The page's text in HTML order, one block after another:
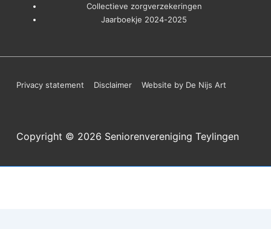
Collectieve zorgverzekeringen
Jaarboekje 2024-2025
Footer
Privacy statement Disclaimer Website by De Nijs Art
Copyright © 2026 Seniorenvereniging Teylingen